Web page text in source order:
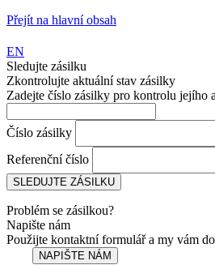
Přejít na hlavní obsah
EN
Sledujte zásilku
Zkontrolujte aktuální stav zásilky
Zadejte číslo zásilky pro kontrolu jejího
Číslo zásilky
Referenční číslo
Problém se zásilkou?
Napište nám
Použijte kontaktní formulář a my vám